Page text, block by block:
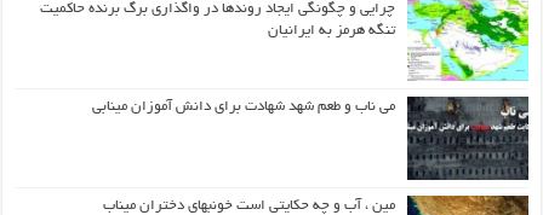
چرایی و چگونگی ایجاد روندها در واگذاری برگ برنده حاکمیت
تنگه هرمز به ایرانیان
می ناب و طعم شهد شهادت برای دانش آموزان مینابی
مین ، آب و چه حکایتی است خونبهای دختران میناب